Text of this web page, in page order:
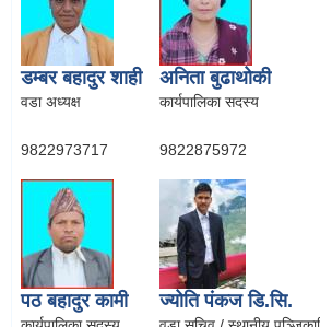
डम्बर बहादुर शाही
वडा अध्यक्ष
9822973717
अनिता बुढाथोकी
कार्यपालिका सदस्य
9822875972
पठ बहादुर कामी ज्योति पंकज डि.सि.